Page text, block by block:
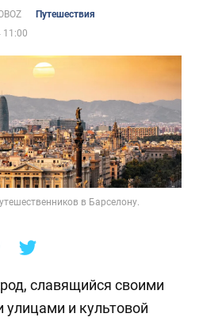
Путешествия
11:00
в Барселону.
славящийся своими
и культовой